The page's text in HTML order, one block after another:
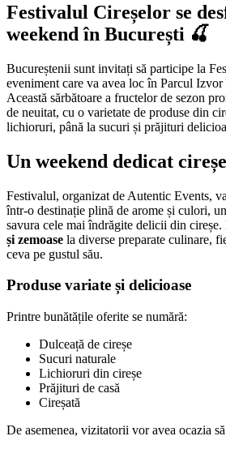
Festivalul Cireșelor se
weekend în București 🍒
Bucureștenii sunt invitați să participe la
eveniment care va avea loc în Parcul
Această sărbătoare a fructelor de sezon
de neuitat, cu o varietate de produse din
lichioruri, până la sucuri și prăjituri
Un weekend dedicat
Festivalul, organizat de Autentic Events,
într-o destinație plină de arome și culori,
savura cele mai îndrăgite delicii din cireșe.
și zemoase la diverse preparate culinare,
ceva pe gustul său.
Produse variate și delicioase
Printre bunătățile oferite se numără:
Dulceață de cireșe
Sucuri naturale
Lichioruri din cireșe
Prăjituri de casă
Cireșată
De asemenea, vizitatorii vor avea ocazia